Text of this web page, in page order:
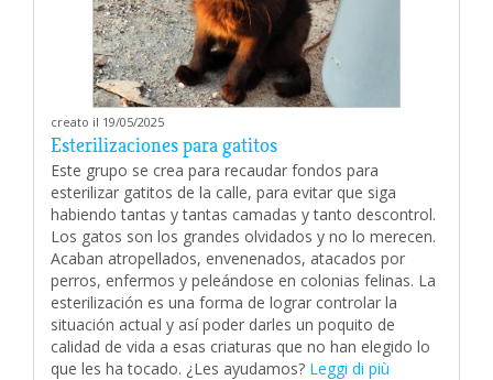
creato il 19/05/2025
Esterilizaciones para gatitos
Este grupo se crea para recaudar fondos para
esterilizar gatitos de la calle, para evitar que siga
habiendo tantas y tantas camadas y tanto descontrol.
Los gatos son los grandes olvidados y no lo merecen.
Acaban atropellados, envenenados, atacados por
perros, enfermos y peleándose en colonias felinas. La
esterilización es una forma de lograr controlar la
situación actual y así poder darles un poquito de
calidad de vida a esas criaturas que no han elegido lo
que les ha tocado. ¿Les ayudamos? Leggi di più